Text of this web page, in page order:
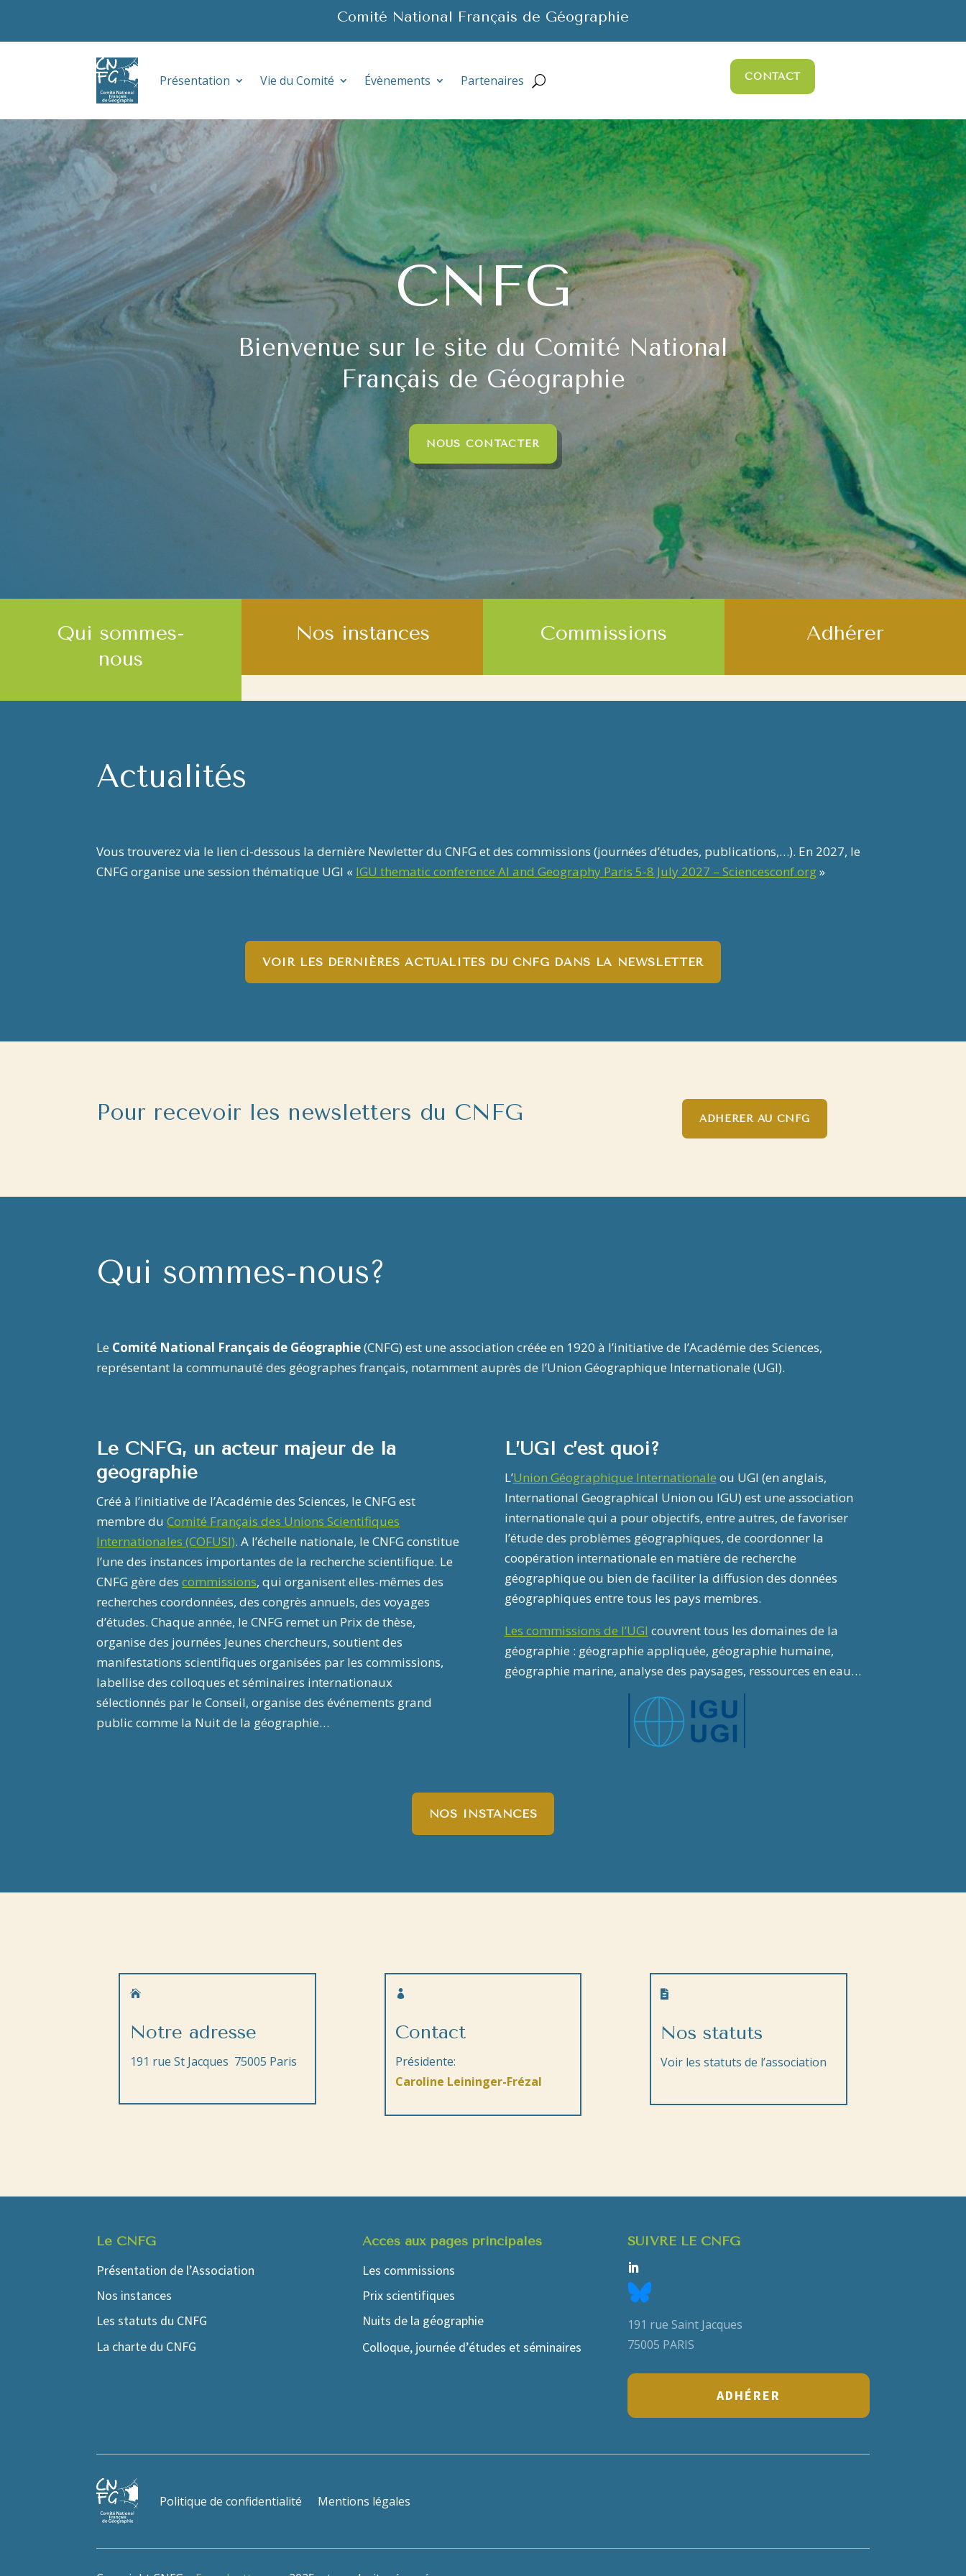
Comité National Français de Géographie
Présentation Vie du Comité Évènements Partenaires CONTACT
CNFG
Bienvenue sur le site du Comité National
Français de Géographie
NOUS CONTACTER
Qui sommes-
nous
Nos instances Commissions Adhérer
Actualités
Vous trouverez via le lien ci-dessous la dernière Newletter du CNFG et des commissions (journées d’études, publications,…). En 2027, le
CNFG organise une session thématique UGI « IGU thematic conference AI and Geography Paris 5-8 July 2027 – Sciencesconf.org»
VOIR LES DERNIÈRES ACTUALITÉS DU CNFG DANS LA NEWSLETTER
Pour recevoir les newsletters du CNFG ADHÉRER AU CNFG
Qui sommes-nous?
Le Comité National Français de Géographie(CNFG) est une association créée en 1920 à l’initiative de l’Académie des Sciences,
représentant la communauté des géographes français, notamment auprès de l’Union Géographique Internationale (UGI).
Le CNFG, un acteur majeur de la
géographie
Créé à l’initiative de l’Académie des Sciences, le CNFG est
membre duComité Français des Unions Scientifiques
Internationales (COFUSI). A l’échelle nationale, le CNFG constitue
l’une des instances importantes de la recherche scientifique. Le
CNFG gère descommissions, qui organisent elles-mêmes des
recherches coordonnées, des congrès annuels, des voyages
d’études. Chaque année, le CNFG remet un Prix de thèse,
organise des journées Jeunes chercheurs, soutient des
manifestations scientifiques organisées par les commissions,
labellise des colloques et séminaires internationaux
sélectionnés par le Conseil, organise des événements grand
public comme la Nuit de la géographie…
L’UGI c’est quoi?
L’Union Géographique Internationale ou UGI (en anglais,
International Geographical Union ou IGU) est une association
internationale qui a pour objectifs, entre autres, de favoriser
l’étude des problèmes géographiques, de coordonner la
coopération internationale en matière de recherche
géographique ou bien de faciliter la diffusion des données
géographiques entre tous les pays membres.
Les commissions de l’UGI couvrent tous les domaines de la
géographie : géographie appliquée, géographie humaine,
géographie marine, analyse des paysages, ressources en eau…
NOS INSTANCES

Notre adresse
191 rue St Jacques 75005 Paris

Contact
Présidente:
Caroline Leininger-Frézal

Nos statuts
Voir les statuts de l’association
Le CNFG
Présentation de l’Association
Nos instances
Les statuts du CNFG
La charte du CNFG
Accés aux pages principales
Les commissions
Prix scientifiques
Nuits de la géographie
Colloque, journée d’études et séminaires
SUIVRE LE CNFG
191 rue Saint Jacques
75005 PARIS
ADHÉRER
Politique de confidentialité Mentions légales